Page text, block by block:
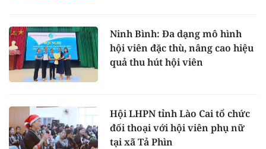
Ninh Bình: Đa dạng mô hình
hội viên đặc thù, nâng cao hiệu
quả thu hút hội viên
Hội LHPN tỉnh Lào Cai tổ chức
đối thoại với hội viên phụ nữ
tại xã Tả Phìn